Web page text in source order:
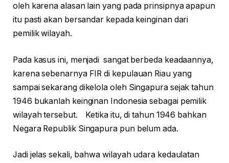
oleh karena alasan lain yang pada prinsipnya apapun
itu pasti akan bersandar kepada keinginan dari
pemilik wilayah.
Pada kasus ini, menjadi sangat berbeda keadaannya,
karena sebenarnya FIR di kepulauan Riau yang
sampai sekarang dikelola oleh Singapura sejak tahun
1946 bukanlah keinginan Indonesia sebagai pemilik
wilayah tersebut. Ketika itu, di tahun 1946 bahkan
Negara Republik Singapura pun belum ada.
Jadi jelas sekali, bahwa wilayah udara kedaulatan